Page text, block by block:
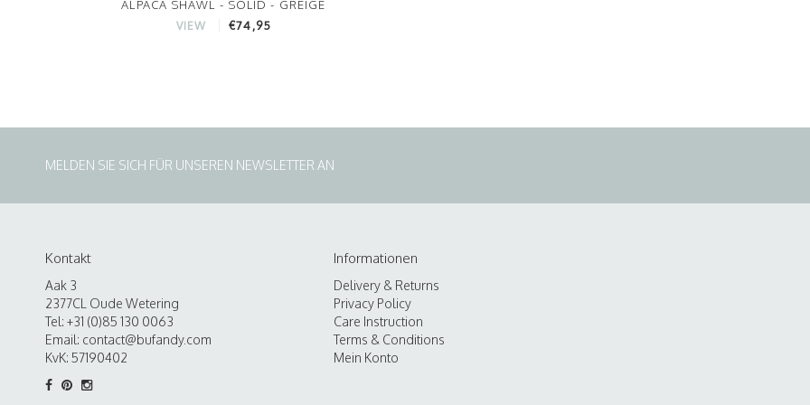
ALPACA SHAWL - SOLID - GREIGE
VIEW €74,95
MELDEN SIE SICH FÜR UNSEREN NEWSLETTER AN
Kontakt
Aak 3
2377CL Oude Wetering
Tel: +31 (0)85 130 0063
Email: contact@bufandy.com
KvK: 57190402
Informationen
Delivery & Returns
Privacy Policy
Care Instruction
Terms & Conditions
Mein Konto